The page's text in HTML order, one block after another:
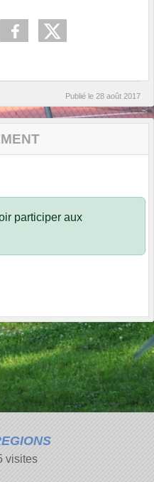
Publié le 28 août 2017
participer aux
visites